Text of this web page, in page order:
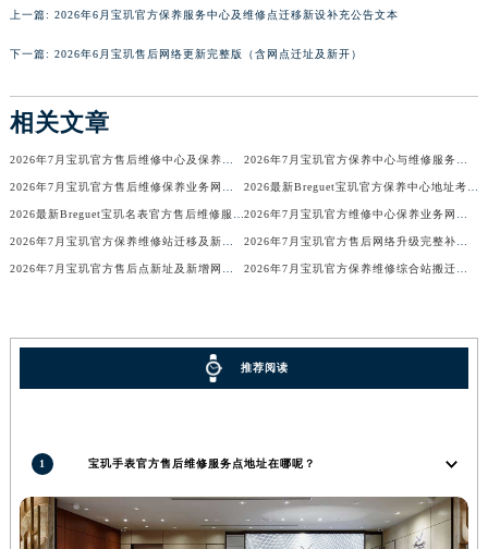
广东省阳江市江城区东风一路宝玑售后服务中心（需提前预约）
广东省肇庆市端州区信安大道与砚都大道交汇处宝玑售后服务中心（需提前预约）
广西壮族自治区北海市海城区北京路宝玑售后服务中心（需提前预约）
广西壮族自治区崇左市江州区石景林街道友谊大道与丽川路交汇处宝玑售后服务中心（需提前预约）
广西壮族自治区防城港市港口区金花茶大道宝玑售后服务中心（需提前预约）
广西壮族自治区玉林市玉州区金玉路宝玑售后服务中心（需提前预约）
海南省儋州市儋州市那大镇兰洋北路宝玑售后服务中心（需提前预约）
上一篇: 2026年6月宝玑官方保养服务中心及维修点迁移新设补充公告文本
下一篇: 2026年6月宝玑售后网络更新完整版（含网点迁址及新开）
相关文章
2026年7月宝玑官方售后维修中心及保养中心迁址新增全览 2026年7月宝玑官方保养中心与维修服务中心迁址及新开补充指南确认内容
2026年7月宝玑官方售后维修保养业务网点变更全录 2026最新Breguet宝玑官方保养中心地址考察报告
2026最新Breguet宝玑名表官方售后维修服务中心地址调研报告 2026年7月宝玑官方维修中心保养业务网点最新变动补充确认
2026年7月宝玑官方保养维修站迁移及新开店说明 2026年7月宝玑官方售后网络升级完整补充速报（迁址及新开）
2026年7月宝玑官方售后点新址及新增网点完整补充速报 2026年7月宝玑官方保养维修综合站搬迁及新增服务点补充最终公示确认稿
推荐阅读
1 宝玑手表官方售后维修服务点地址在哪呢？